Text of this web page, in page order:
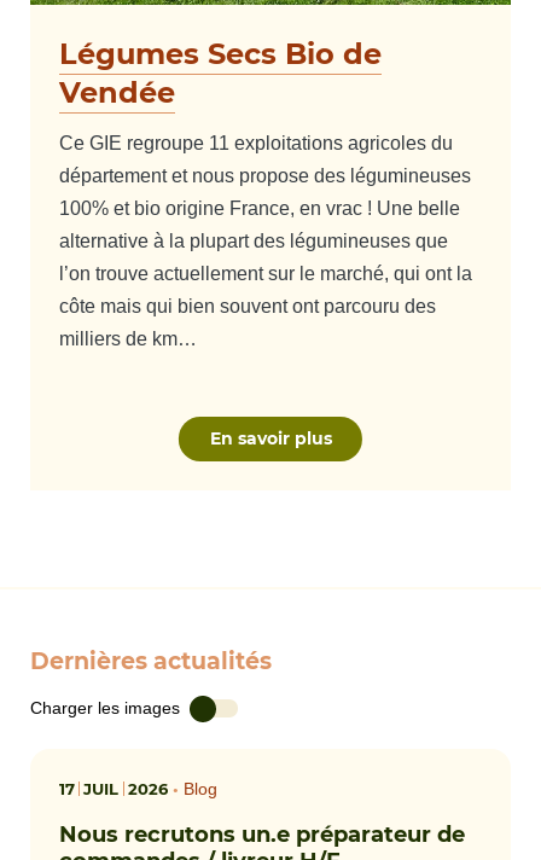
Légumes Secs Bio de
Vendée
Ce GIE regroupe 11 exploitations agricoles du
département et nous propose des légumineuses
100% et bio origine France, en vrac ! Une belle
alternative à la plupart des légumineuses que
l’on trouve actuellement sur le marché, qui ont la
côte mais qui bien souvent ont parcouru des
milliers de km…
En savoir plus
Dernières actualités
Charger les images
17 JUIL 2026• Blog
Nous recrutons un.e préparateur de